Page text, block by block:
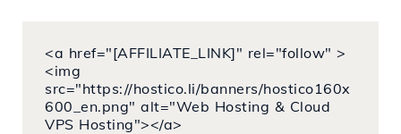
<a href="[AFFILIATE_LINK]" rel="follow" >
<img
src="https://hostico.li/banners/hostico160x
600_en.png" alt="Web Hosting & Cloud
VPS Hosting"></a>